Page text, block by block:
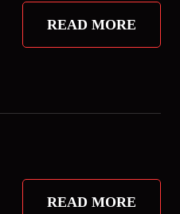
READ MORE
READ MORE